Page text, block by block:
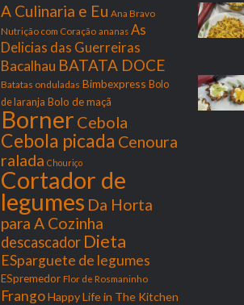
A Culinaria e Eu Ana Bravo
Nutrição com Coração ananas As
Delicias das Guerreiras
Bacalhau BATATA DOCE
Batatas onduladas Bimbexpress Bolo
de laranja Bolo de maçã
Borner Cebola
Cebola picada Cenoura
ralada Chouriço
Cortador de
legumes Da Horta
para A Cozinha
descascador Dieta
ESparguete de legumes
ESpremedor Flor de Rosmaninho
FrangoHappy Life in The Kitchen